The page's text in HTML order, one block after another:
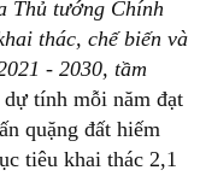
Thủ tướng Chính
thác, chế biến và
- 2030, tầm
tính mỗi năm đạt
quặng đất hiếm
tiêu khai thác 2,1